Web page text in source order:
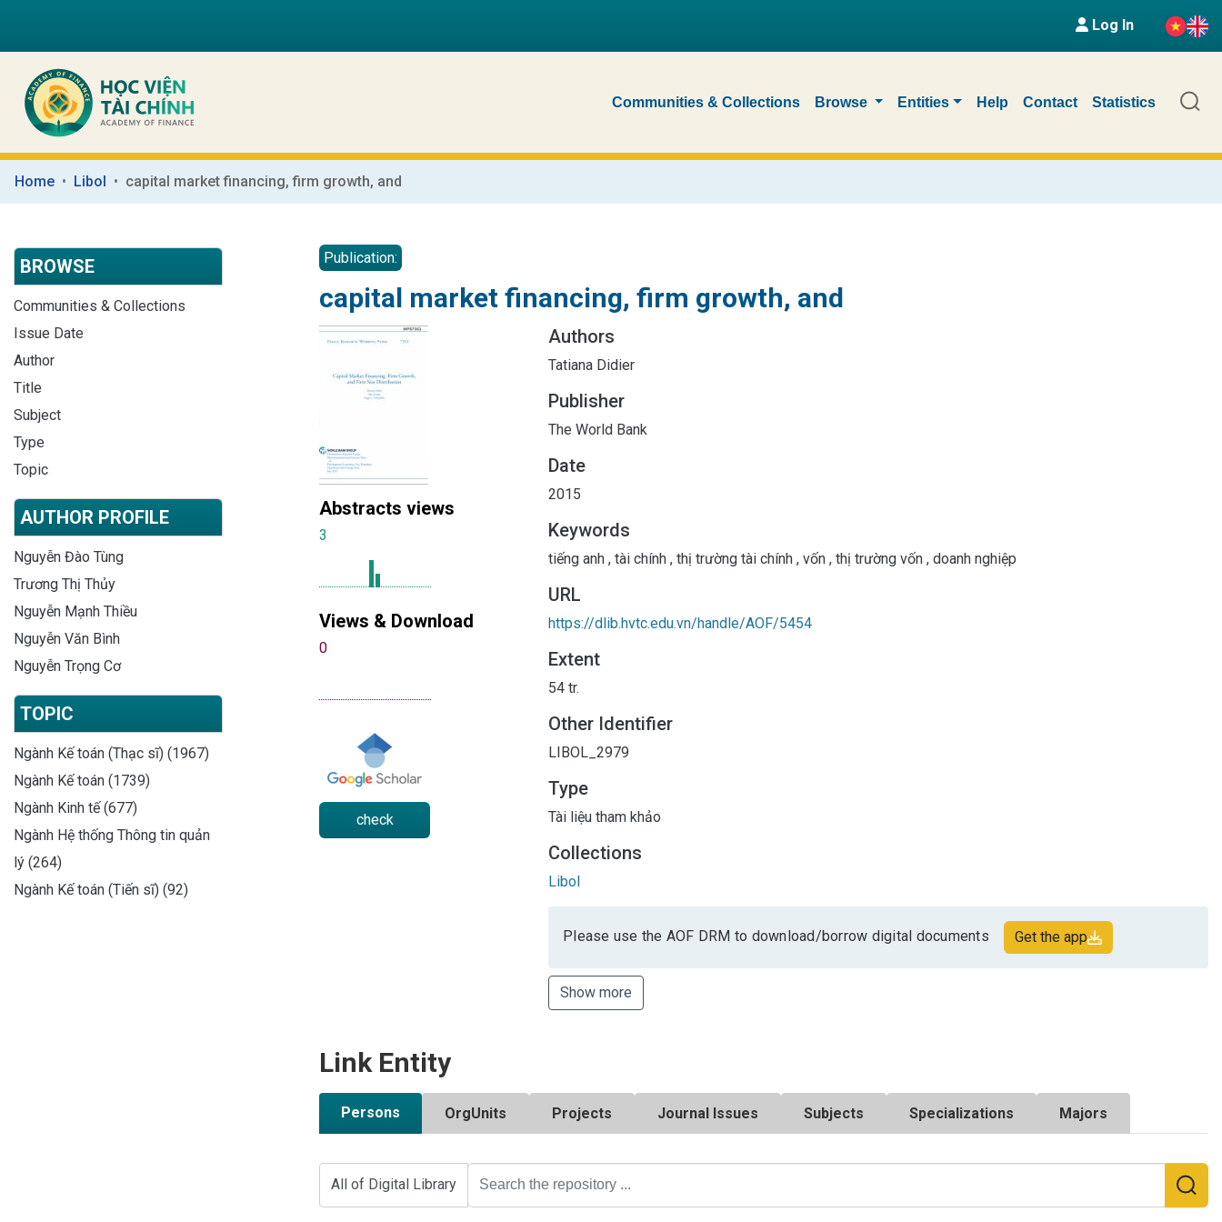
Log In
Communities & Collections Browse Entities Help Contact Statistics
Home Libol capital market financing, firm growth, and
BROWSE
Communities & Collections
Issue Date
Author
Title
Subject
Type
Topic
AUTHOR PROFILE
Nguyễn Đào Tùng
Trương Thị Thủy
Nguyễn Mạnh Thiều
Nguyễn Văn Bình
Nguyễn Trọng Cơ
TOPIC
Ngành Kế toán (Thạc sĩ) (1967)
Ngành Kế toán (1739)
Ngành Kinh tế (677)
Ngành Hệ thống Thông tin quản
lý (264)
Ngành Kế toán (Tiến sĩ) (92)
Publication:
capital market financing, firm growth, and
Abstracts views
3
Views & Download
0
check
Authors
Tatiana Didier
Publisher
The World Bank
Date
2015
Keywords
tiếng anh , tài chính , thị trường tài chính , vốn , thị trường vốn , doanh nghiệp
URL
https://dlib.hvtc.edu.vn/handle/AOF/5454
Extent
54 tr.
Other Identifier
LIBOL_2979
Type
Tài liệu tham khảo
Collections
Libol
Please use the AOF DRM to download/borrow digital documents Get the app
Show more
Link Entity
Persons OrgUnits Projects Journal Issues Subjects Specializations Majors
All of Digital Library